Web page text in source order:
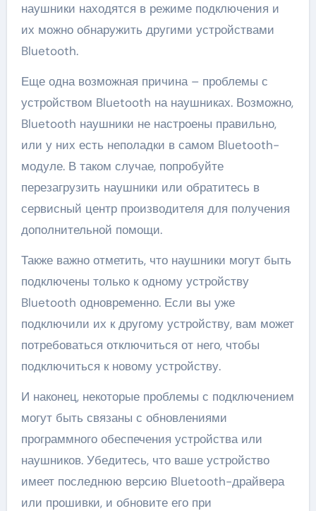
наушники находятся в режиме подключения и
их можно обнаружить другими устройствами
Bluetooth.
Еще одна возможная причина – проблемы с
устройством Bluetooth на наушниках. Возможно,
Bluetooth наушники не настроены правильно,
или у них есть неполадки в самом Bluetooth-
модуле. В таком случае, попробуйте
перезагрузить наушники или обратитесь в
сервисный центр производителя для получения
дополнительной помощи.
Также важно отметить, что наушники могут быть
подключены только к одному устройству
Bluetooth одновременно. Если вы уже
подключили их к другому устройству, вам может
потребоваться отключиться от него, чтобы
подключиться к новому устройству.
И наконец, некоторые проблемы с подключением
могут быть связаны с обновлениями
программного обеспечения устройства или
наушников. Убедитесь, что ваше устройство
имеет последнюю версию Bluetooth-драйвера
или прошивки, и обновите его при